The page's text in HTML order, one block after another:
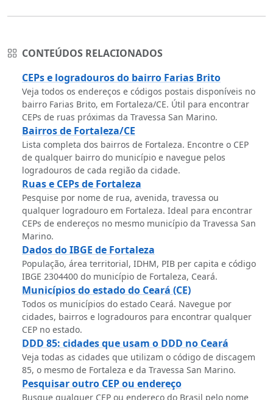
CONTEÚDOS RELACIONADOS
CEPs e logradouros do bairro Farias Brito
Veja todos os endereços e códigos postais disponíveis no
bairro Farias Brito, em Fortaleza/CE. Útil para encontrar
CEPs de ruas próximas da Travessa San Marino.
Bairros de Fortaleza/CE
Lista completa dos bairros de Fortaleza. Encontre o CEP
de qualquer bairro do município e navegue pelos
logradouros de cada região da cidade.
Ruas e CEPs de Fortaleza
Pesquise por nome de rua, avenida, travessa ou
qualquer logradouro em Fortaleza. Ideal para encontrar
CEPs de endereços no mesmo município da Travessa San
Marino.
Dados do IBGE de Fortaleza
População, área territorial, IDHM, PIB per capita e código
IBGE 2304400 do município de Fortaleza, Ceará.
Municípios do estado do Ceará (CE)
Todos os municípios do estado Ceará. Navegue por
cidades, bairros e logradouros para encontrar qualquer
CEP no estado.
DDD 85: cidades que usam o DDD no Ceará
Veja todas as cidades que utilizam o código de discagem
85, o mesmo de Fortaleza e da Travessa San Marino.
Pesquisar outro CEP ou endereço
Busque qualquer CEP ou endereço do Brasil pelo nome